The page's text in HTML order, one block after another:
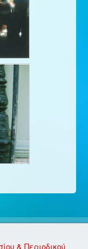
& Περιοδικού